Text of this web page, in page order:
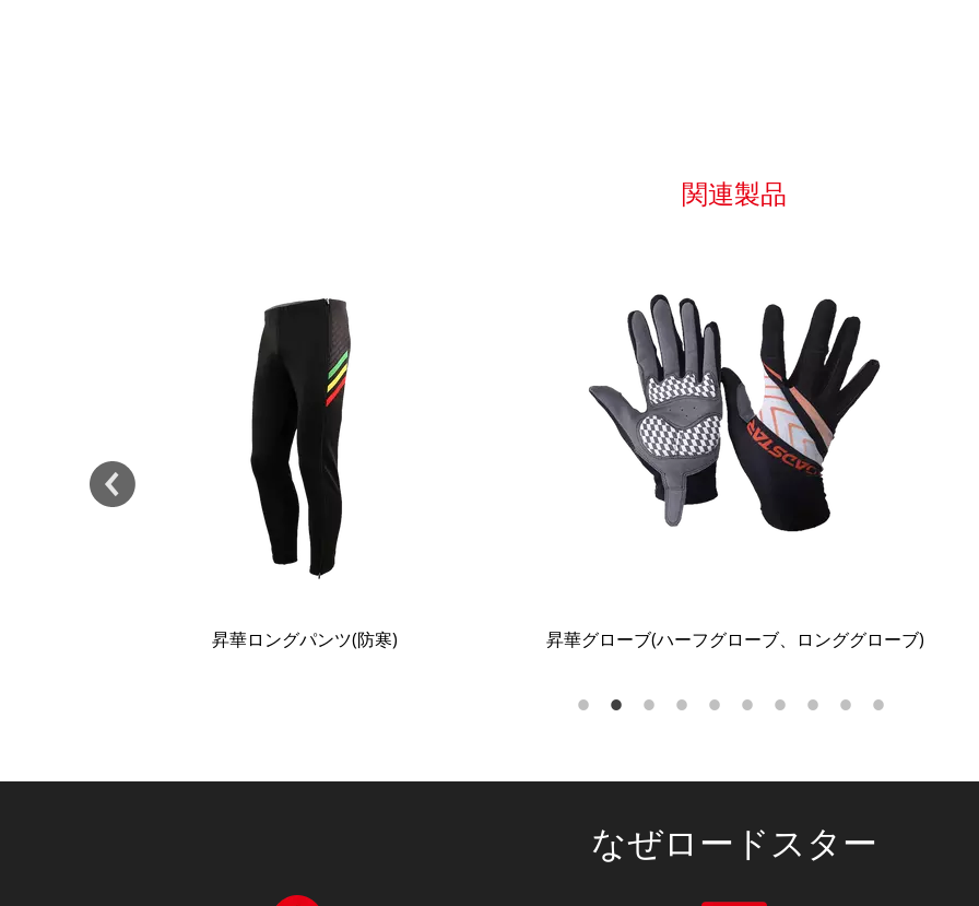
関連製品
昇華グローブ(ハーフグローブ、ロンググローブ) 昇華ヘルメットカバー
なぜロードスター